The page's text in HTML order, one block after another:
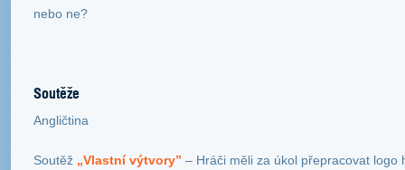
nebo ne?
Soutěže
Angličtina
Soutěž „Vlastní výtvory” – Hráči měli za úkol přepracovat logo